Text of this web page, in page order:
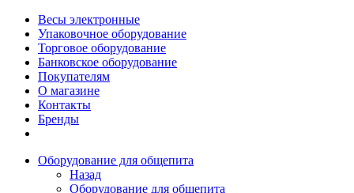
Весы электронные
Упаковочное оборудование
Торговое оборудование
Банковское оборудование
Покупателям
О магазине
Контакты
Бренды
Оборудование для общепита
Назад
Оборудование для общепита